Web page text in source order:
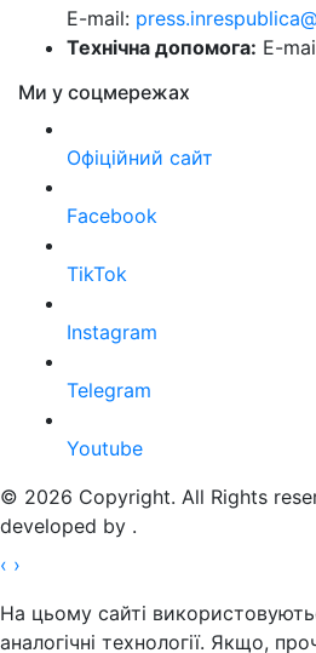
E-mail:
Технічна допомога: E-
Ми у соцмережах
Офіційний сайт
Facebook
TikTok
Instagram
Telegram
Youtube
© 2026 Copyright. All Rights
developed by .
‹ ›
На цьому сайті
аналогічні технології. Якщо,